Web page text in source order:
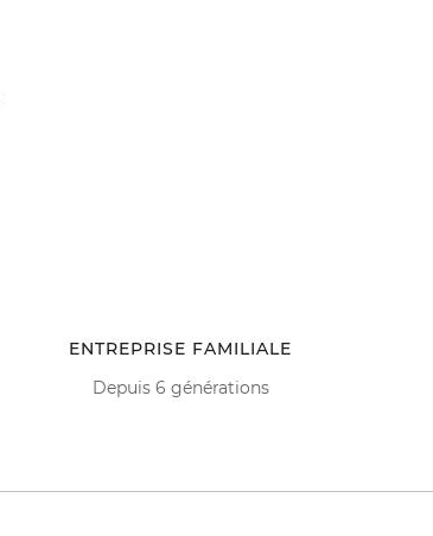
ENTREPRISE FAMILIALE
Depuis 6 générations